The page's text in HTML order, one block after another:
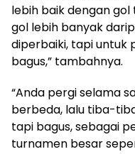
lebih baik dengan
gol lebih banyak
diperbaiki, tapi untuk
bagus,” tambahnya.
“Anda pergi selama
berbeda, lalu tiba-
tapi bagus, sebagai
turnamen besar